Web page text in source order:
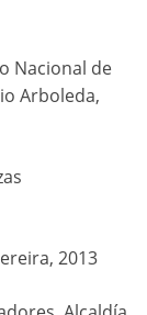
Nacional de
Arboleda,
2013